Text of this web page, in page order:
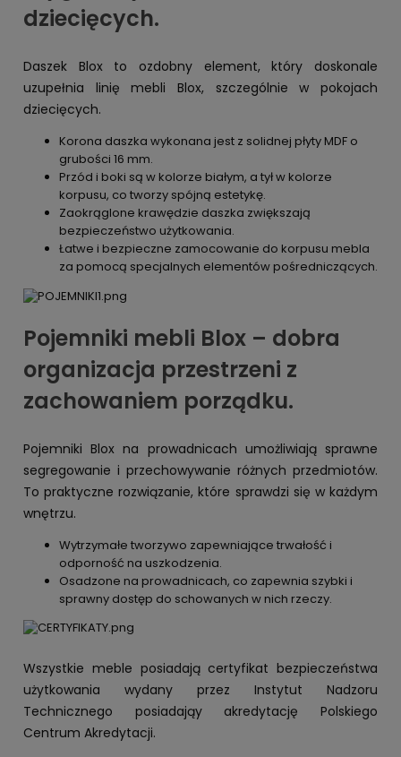
dziecięcych.
Daszek Blox to ozdobny element, który doskonale
uzupełnia linię mebli Blox, szczególnie w pokojach
dziecięcych.
Korona daszka wykonana jest z solidnej płyty MDF o
grubości 16 mm.
Przód i boki są w kolorze białym, a tył w kolorze
korpusu, co tworzy spójną estetykę.
Zaokrąglone krawędzie daszka zwiększają
bezpieczeństwo użytkowania.
Łatwe i bezpieczne zamocowanie do korpusu mebla
za pomocą specjalnych elementów pośredniczących.
Pojemniki mebli Blox – dobra
organizacja przestrzeni z
zachowaniem porządku.
Pojemniki Blox na prowadnicach umożliwiają sprawne
segregowanie i przechowywanie różnych przedmiotów.
To praktyczne rozwiązanie, które sprawdzi się w każdym
wnętrzu.
Wytrzymałe tworzywo zapewniające trwałość i
odporność na uszkodzenia.
Osadzone na prowadnicach, co zapewnia szybki i
sprawny dostęp do schowanych w nich rzeczy.
Wszystkie meble posiadają certyfikat bezpieczeństwa
użytkowania wydany przez Instytut Nadzoru
Technicznego posiadająy akredytację Polskiego
Centrum Akredytacji.